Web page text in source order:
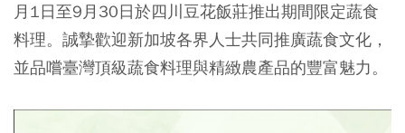
月1日至9月30日於四川豆花飯莊推出期間限定蔬食
料理。誠摯歡迎新加坡各界人士共同推廣蔬食文化，
並品嚐臺灣頂級蔬食料理與精緻農產品的豐富魅力。